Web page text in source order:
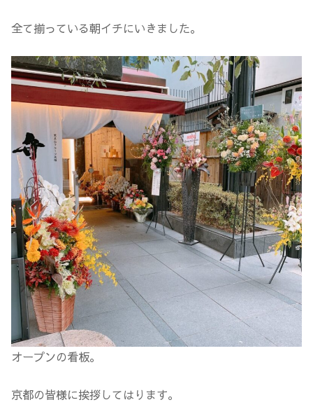
全て揃っている朝イチにいきました。
オープンの看板。
京都の皆様に挨拶してはります。